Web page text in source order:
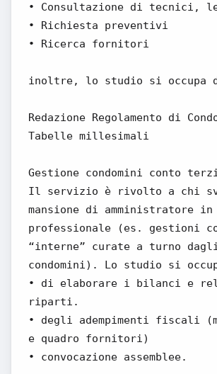
• Consultazione di tecnici,
• Richiesta preventivi
• Ricerca fornitori
inoltre, lo studio si occupa
Redazione Regolamento di
Tabelle millesimali
Gestione condomini conto
Il servizio è rivolto a chi
mansione di amministratore in
professionale (es. gestioni
“interne” curate a turno
condomini). Lo studio si
• di elaborare i bilanci e
riparti.
• degli adempimenti fiscali
e quadro fornitori)
• convocazione assemblee.